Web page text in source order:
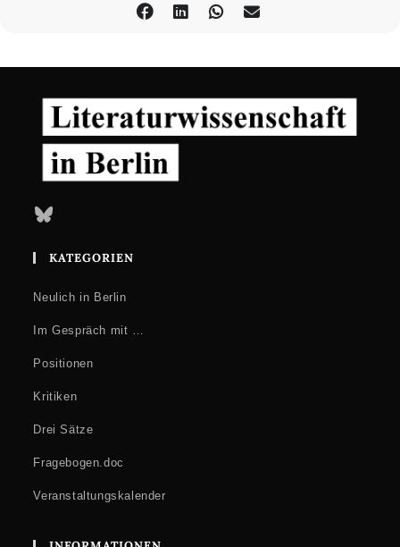
Bluesky
KATEGORIEN
Neulich in Berlin
Im Gespräch mit …
Positionen
Kritiken
Drei Sätze
Fragebogen.doc
Veranstaltungskalender